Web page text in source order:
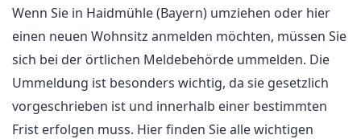
Wenn Sie in Haidmühle (Bayern) umziehen oder hier
einen neuen Wohnsitz anmelden möchten, müssen Sie
sich bei der örtlichen Meldebehörde ummelden. Die
Ummeldung ist besonders wichtig, da sie gesetzlich
vorgeschrieben ist und innerhalb einer bestimmten
Frist erfolgen muss. Hier finden Sie alle wichtigen